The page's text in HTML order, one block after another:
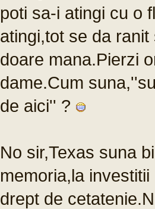
poti sa-i atingi cu o
atingi,tot se da
doare mana.Pierzi
dame.Cum
de aici'' ?
No sir,Texas suna
memoria,la
drept de